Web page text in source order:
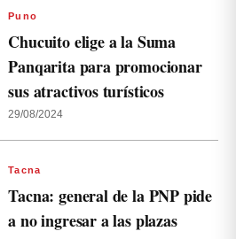
Puno
Chucuito elige a la Suma
Panqarita para promocionar
sus atractivos turísticos
29/08/2024
Tacna
Tacna: general de la PNP pide
a no ingresar a las plazas